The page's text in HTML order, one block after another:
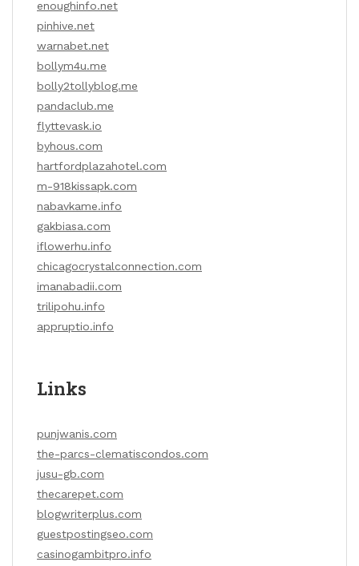
enoughinfo.net
pinhive.net
warnabet.net
bollym4u.me
bolly2tollyblog.me
pandaclub.me
flyttevask.io
byhous.com
hartfordplazahotel.com
m-918kissapk.com
nabavkame.info
gakbiasa.com
iflowerhu.info
chicagocrystalconnection.com
imanabadii.com
trilipohu.info
appruptio.info
Links
punjwanis.com
the-parcs-clematiscondos.com
jusu-gb.com
thecarepet.com
blogwriterplus.com
guestpostingseo.com
casinogambitpro.info